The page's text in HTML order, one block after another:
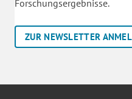
Forschungsergebnisse.
ZUR NEWSLETTER